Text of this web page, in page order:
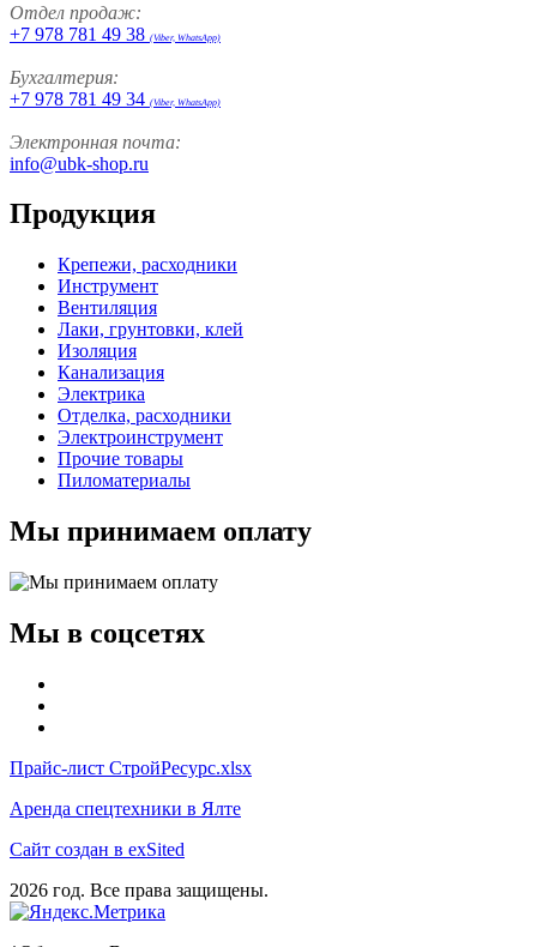
Отдел продаж:
+7 978 781 49 38 (Viber, WhatsApp)
Бухгалтерия:
+7 978 781 49 34 (Viber, WhatsApp)
Электронная почта:
info@ubk-shop.ru
Продукция
Крепежи, расходники
Инструмент
Вентиляция
Лаки, грунтовки, клей
Изоляция
Канализация
Электрика
Отделка, расходники
Электроинструмент
Прочие товары
Пиломатериалы
Мы принимаем оплату
Мы в соцсетях
Прайс-лист СтройРесурс.xlsx
Аренда спецтехники в Ялте
Сайт создан в exSited
2026 год. Все права защищены.